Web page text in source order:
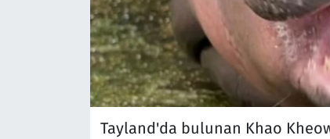
Tayland'da bulunan Khao